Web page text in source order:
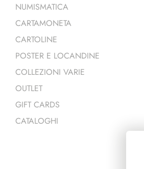
NUMISMATICA
CARTAMONETA
CARTOLINE
POSTER E LOCANDINE
COLLEZIONI VARIE
OUTLET
GIFT CARDS
CATALOGHI